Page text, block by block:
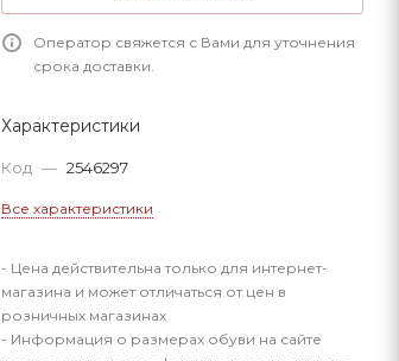
Оператор свяжется с Вами для уточнения
срока доставки.
Характеристики
Код — 2546297
Все характеристики
- Цена действительна только для интернет-
магазина и может отличаться от цен в
розничных магазинах
- Информация о размерах обуви на сайте